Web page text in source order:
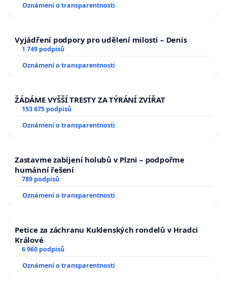
Oznámení o transparentnosti
Vyjádření podpory pro udělení milosti – Denis
1 749 podpisů
Oznámení o transparentnosti
ŽÁDÁME VYŠŠÍ TRESTY ZA TÝRÁNÍ ZVÍŘAT
153 675 podpisů
Oznámení o transparentnosti
Zastavme zabíjení holubů v Plzni – podpořme
humánní řešení
789 podpisů
Oznámení o transparentnosti
Petice za záchranu Kuklenských rondelů v Hradci
Králové
6 960 podpisů
Oznámení o transparentnosti